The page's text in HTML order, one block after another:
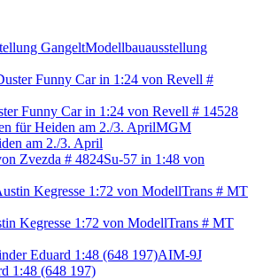
Modellbauausstellung
Funny Car in 1:24 von Revell # 14528
MGM
am 2./3. April
Su-57 in 1:48 von
Kegresse 1:72 von ModellTrans # MT
AIM-9J
1:48 (648 197)